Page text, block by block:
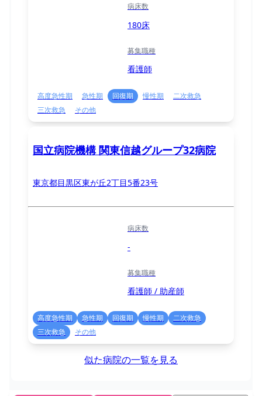
病床数
180床
募集職種
看護師
高度急性期 急性期 回復期 慢性期
二次救急
三次救急
その他
国立病院機構 関東信越グループ32病院
東京都目黒区東が丘2丁目5番23号
病床数
-
募集職種
看護師 / 助産師
高度急性期 急性期 回復期 慢性期
二次救急
三次救急
その他
似た病院の一覧を見る